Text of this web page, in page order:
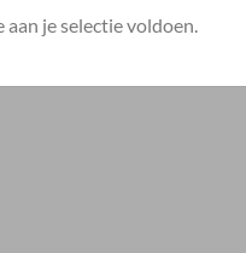
je selectie voldoen.